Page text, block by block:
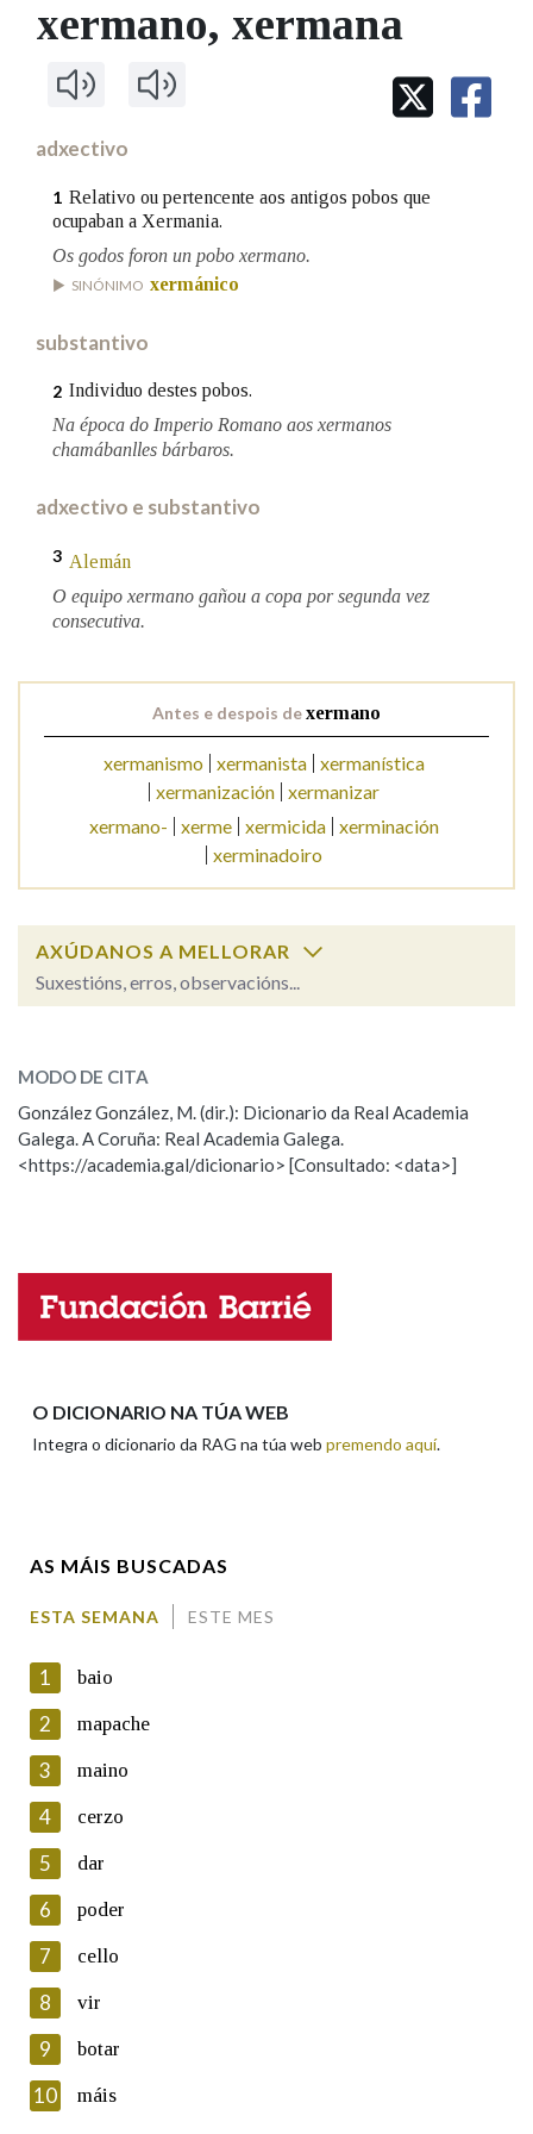
MARCIAL DEL ADALID
CASA-MUSEO EMILIA PARDO
FIGURAS HOMENAXEADAS
Facebook
TwitterYoutubeInstagram
Bluesky
BUSCAR NOS LEMAS
Comeza por
Contén
Nas definicións
Nos exemplos
Na fraseoloxía
OUTRAS OPCIÓNS DE BUSCA
Marcas gramaticais
LIMPAR
xermano, xermana
adxectivo
1 Relativo ou pertencente aos antigos pobos que
ocupaban a Xermania.
Os godos foron un pobo xermano.
SINÓNIMO xermánico
substantivo
2 Individuo destes pobos.
Na época do Imperio Romano aos xermanos
chamábanlles bárbaros.
adxectivo e substantivo
3 Alemán
O equipo xermano gañou a copa por segunda vez
consecutiva.
Antes e despois dexermano
xermanismo xermanista
xermanística
xermanización
xermanizar
xermano-
xerme xermicida
xerminación
xerminadoiro
AXÚDANOS A MELLORAR
Suxestións, erros, observacións...
ESCOLLE UNHA OPCIÓN:
Observación Hai un erro na palabra
Propoño mellorar a definición
Nome
En cumprimento da normativa vixente en materia de
Protección de Datos de Carácter Persoal, a Real Academia
Galega informa a aqueles usuarios que faciliten o seu correo
electrónico, así como calquera outra información de carácter
persoal, que estes datos serán obxecto de tratamento
automatizado de carácter confidencial e incorporados aos seus
ficheiros informáticos. Así mesmo, os usuarios poderán exercer o
seu dereito de acceso, rectificación, oposición e cancelación dos
seus datos poñéndose en contacto connosco.
Lin e acepto as condicións da política de
Introduce o código que aparece na imaxe:
MODO DE CITA
González González, M. (dir.): Dicionario da Real Academia
Galega. A Coruña: Real Academia Galega.
<https://academia.gal/dicionario> [Consultado: <data>]
O DICIONARIO NA TÚA WEB
Integra o dicionario da RAG na túa web premendo aquí.
AS MÁIS BUSCADAS
ESTA SEMANA ESTE MES
1 baio
2 mapache
3 maino
4 cerzo
5 dar
6 poder
7 cello
8 vir
9 botar
10 máis